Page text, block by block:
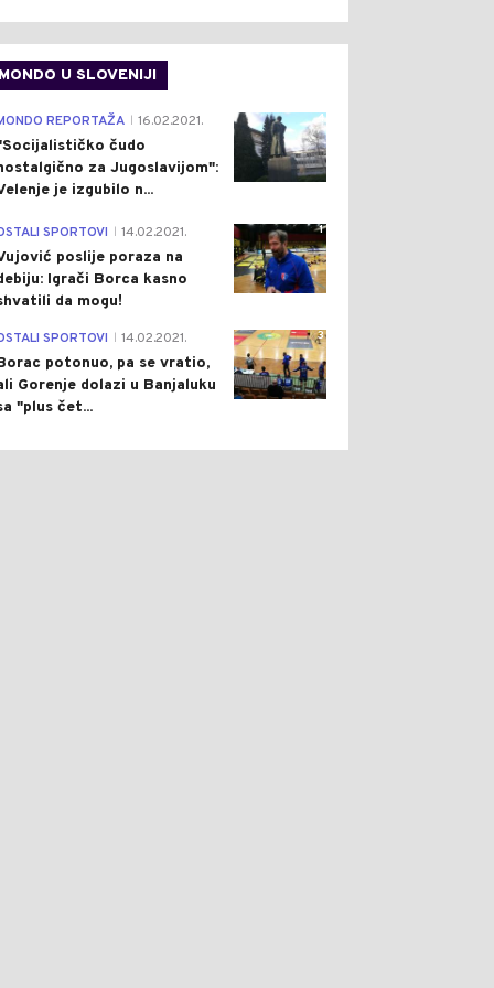
MONDO U SLOVENIJI
4
REPORTAŽA 16.02.2021.
čudo
za Jugoslavijom":
je izgubilo n...
1
SPORTOVI 14.02.2021.
poslije poraza na
Igrači Borca kasno
da mogu!
3
SPORTOVI 14.02.2021.
potonuo, pa se vratio,
Gorenje dolazi u Banjaluku
"plus čet...